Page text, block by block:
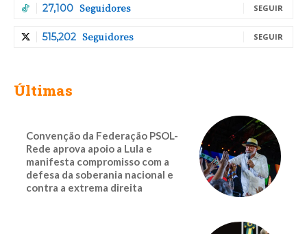
27,100 Seguidores SEGUIR
515,202 Seguidores SEGUIR
Últimas
Convenção da Federação PSOL-
Rede aprova apoio a Lula e
manifesta compromisso com a
defesa da soberania nacional e
contra a extrema direita